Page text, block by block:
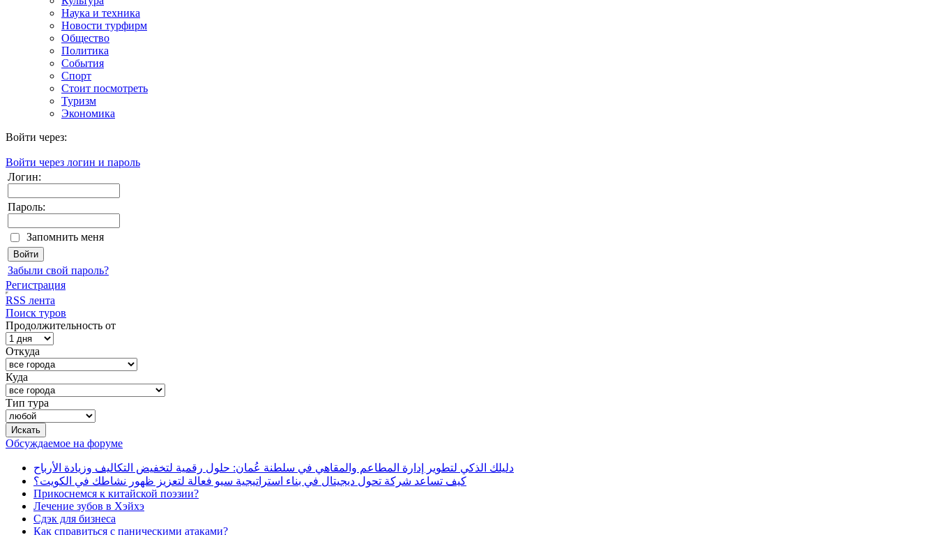
Наука и техника
Новости турфирм
Общество
Политика
События
Спорт
Стоит посмотреть
Туризм
Экономика
Войти через:
Войти через логин и пароль
Логин:
Пароль:
Запомнить меня
Забыли свой пароль?
Регистрация
RSS лента
Поиск туров
Продолжительность от
Откуда
Куда
Тип тура
Обсуждаемое на форуме
دليلك الذكي لتطوير إدارة المطاعم والمقاهي في سلطنة عُمان: حلول رقمية لتخفيض التكاليف وزيادة الأرباح
كيف تساعد شركة تحول ديجيتال في بناء استراتيجية سيو فعالة لتعزيز ظهور نشاطك في الكويت؟
Прикоснемся к китайской поэзии?
Лечение зубов в Хэйхэ
Сдэк для бизнеса
Как справиться с паническими атаками?